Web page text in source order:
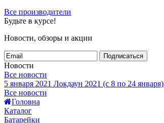
Все производители
Будьте в курсе!
Новости, обзоры и акции
Подписаться
Новости
Все новости
5 января 2021 Локдаун 2021 (с 8 по 24 января)
Все новости
Головна
Каталог
Батарейки